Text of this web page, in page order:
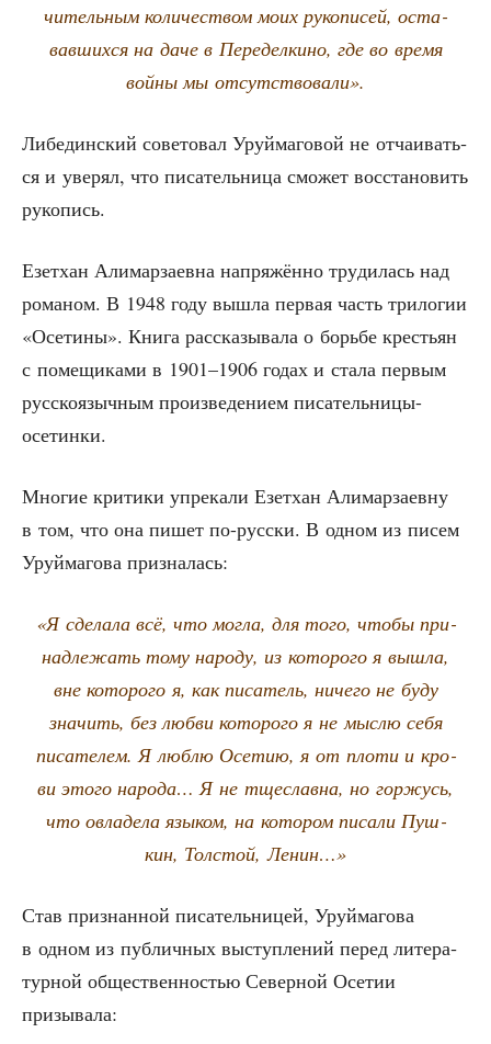
чи­тель­ным коли­че­ством моих руко­пи­сей, оста­
вав­ших­ся на даче в Пере­дел­ки­но, где во вре­мя
войны мы отсутствовали».
Либе­дин­ский сове­то­вал Уруй­ма­го­вой не отча­и­вать­
ся и уве­рял, что писа­тель­ни­ца смо­жет вос­ста­но­вить
рукопись.
Езет­хан Али­мар­за­ев­на напря­жён­но тру­ди­лась над
рома­ном. В 1948 году вышла пер­вая часть три­ло­гии
«Осе­ти­ны». Кни­га рас­ска­зы­ва­ла о борь­бе кре­стьян
с поме­щи­ка­ми в 1901–1906 годах и ста­ла пер­вым
рус­ско­языч­ным про­из­ве­де­ни­ем писательницы-
осетинки.
Мно­гие кри­ти­ки упре­ка­ли Езет­хан Али­мар­за­ев­ну
в том, что она пишет по-рус­ски. В одном из писем
Уруй­ма­го­ва призналась:
«Я сде­ла­ла всё, что мог­ла, для того, что­бы при­
над­ле­жать тому наро­ду, из кото­ро­го я вышла,
вне кото­ро­го я, как писа­тель, ниче­го не буду
зна­чить, без люб­ви кото­ро­го я не мыс­лю себя
писа­те­лем. Я люб­лю Осе­тию, я от пло­ти и кро­
ви это­го наро­да… Я не тще­слав­на, но гор­жусь,
что овла­де­ла язы­ком, на кото­ром писа­ли Пуш­
кин, Тол­стой, Ленин…»
Став при­знан­ной писа­тель­ни­цей, Уруй­ма­го­ва
в одном из пуб­лич­ных выступ­ле­ний перед лите­ра­
тур­ной обще­ствен­но­стью Север­ной Осе­тии
призывала: